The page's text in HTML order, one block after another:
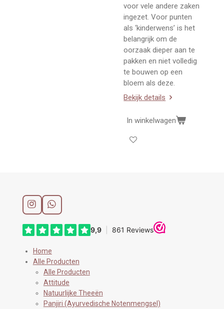
voor vele andere zaken
ingezet. Voor punten
als ‘kinderwens’ is het
belangrijk om de
oorzaak dieper aan te
pakken en niet volledig
te bouwen op een
bloem als deze.
Bekijk details
In winkelwagen
I
s
t
g
r
W
a
t
A
p
p
Home
Alle Producten
Alle Producten
Attitude
Natuurlijke Theeën
Panjiri (Ayurvedische Notenmengsel)